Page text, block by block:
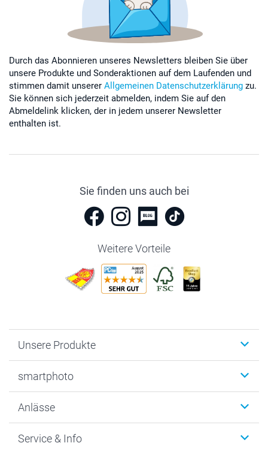
Durch das Abonnieren unseres Newsletters bleiben Sie über
unsere Produkte und Sonderaktionen auf dem Laufenden und
stimmen damit unserer Allgemeinen Datenschutzerklärung zu.
Sie können sich jederzeit abmelden, indem Sie auf den
Abmeldelink klicken, der in jedem unserer Newsletter
enthalten ist.
Sie finden uns auch bei
Weitere Vorteile
Unsere Produkte
Fotogeschenke
MyNameBook
Fotoabzüge, Fotos als Buch & Poster
smartphoto
Warum smartphoto
Datenschutz
Anlässe
Neujahr
Service & Info